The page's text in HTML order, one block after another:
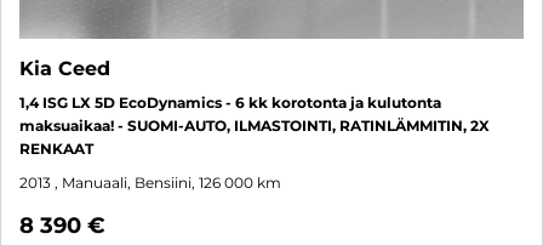
Kia Ceed
1,4 ISG LX 5D EcoDynamics - 6 kk korotonta ja kulutonta
maksuaikaa! - SUOMI-AUTO, ILMASTOINTI, RATINLÄMMITIN, 2X
RENKAAT
2013 , Manuaali, Bensiini, 126 000 km
8 390 €